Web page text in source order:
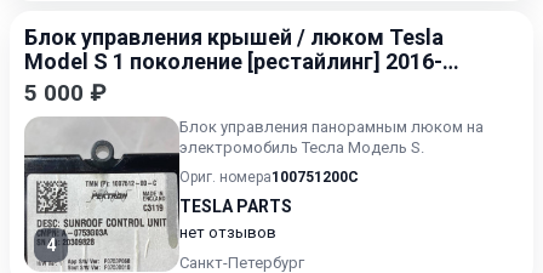
Блок управления крышей / люком Tesla
Model S 1 поколение [рестайлинг] 2016-
2021
5 000 ₽
4
Блок управления панорамным люком на
электромобиль Тесла Модель S.
Ориг. номера100751200C
TESLA PARTS
нет отзывов
Санкт-Петербург